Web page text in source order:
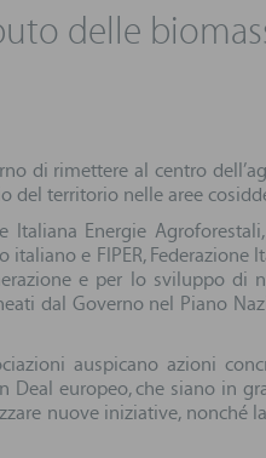
delle
di rimettere al centro
territorio nelle aree
Energie
e FIPER, Federazione
e per lo sviluppo di
dal Governo nel Piano
auspicano azioni
Deal europeo, che siano in
nuove iniziative, nonché